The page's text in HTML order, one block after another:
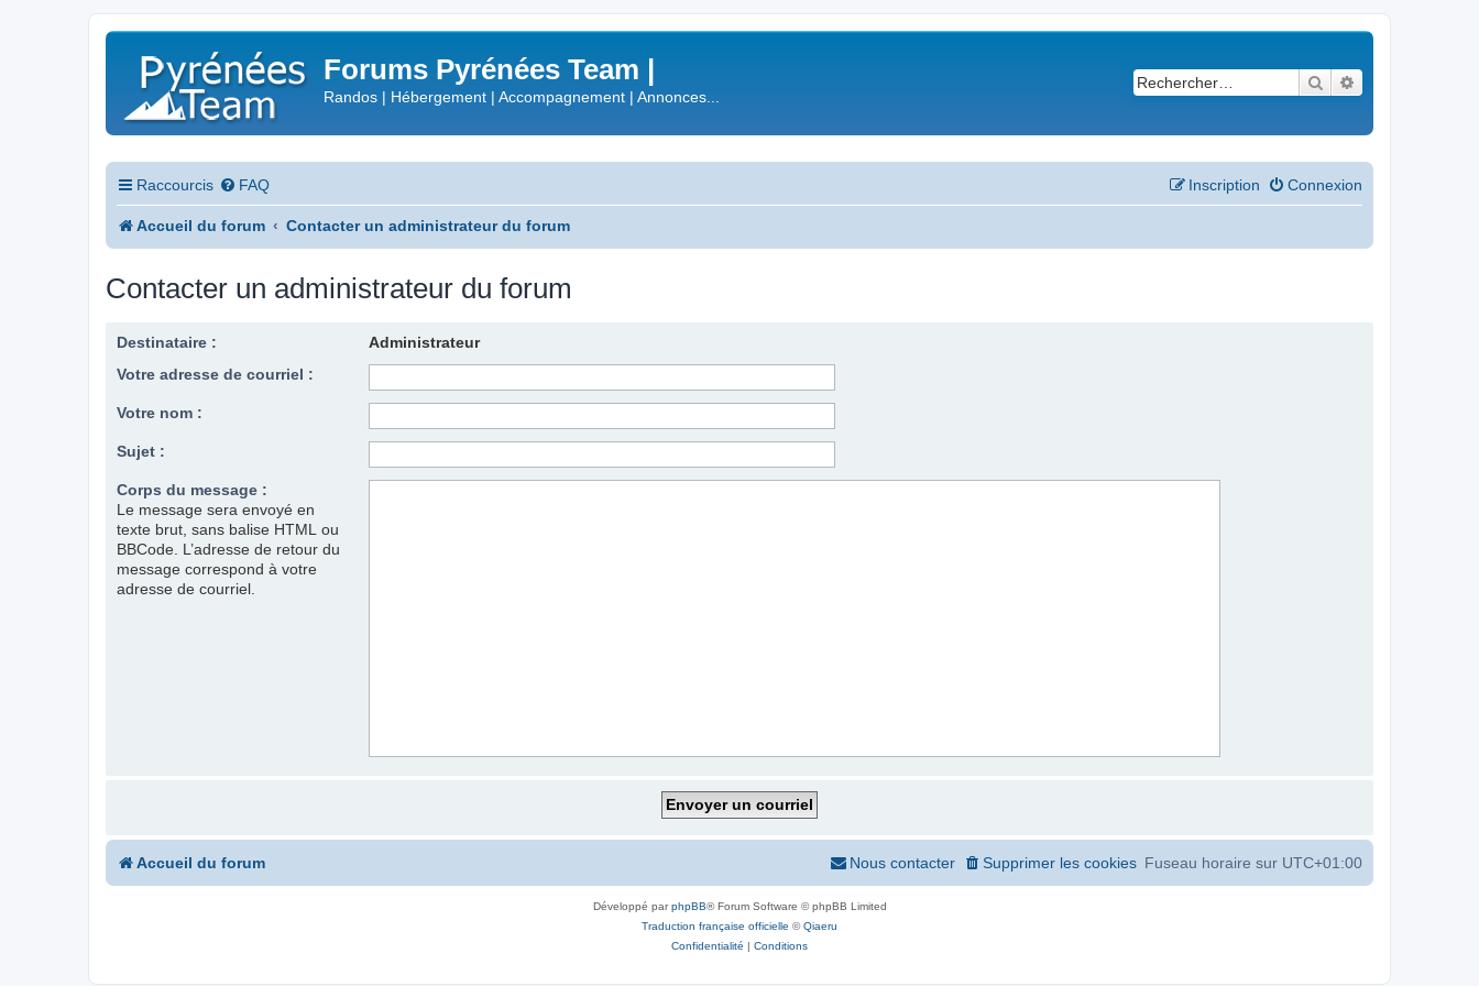
Forums Pyrénées Team |
Randos | Hébergement | Accompagnement | Annonces...
Rechercher
Raccourcis FAQ Connexion
Inscription
Accueil du forum Contacter un administrateur du forum
Contacter un administrateur du forum
Destinataire :
Administrateur
Votre adresse de courriel :
Votre nom :
Sujet :
Corps du message :
Le message sera envoyé en
texte brut, sans balise HTML ou
BBCode. L’adresse de retour du
message correspond à votre
adresse de courriel.
Accueil du forum Fuseau horaire sur UTC+01:00
Supprimer les cookies
Nous contacter
Développé parphpBB® Forum Software © phpBB Limited
Traduction française officielle ©Qiaeru
Confidentialité | Conditions